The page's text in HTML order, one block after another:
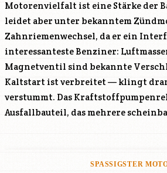
Motorenvielfalt ist eine Stärke der
leidet aber unter bekanntem
Zahnriemenwechsel, da er ein
interessanteste Benziner:
Magnetventil sind bekannte
Kaltstart ist verbreitet — klingt
verstummt. Das
Ausfallbauteil, das mehrere
SPASSIGSTER